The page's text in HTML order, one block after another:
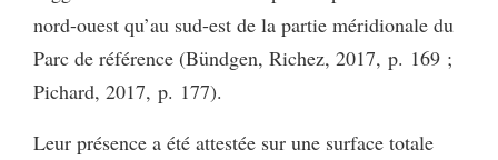
nord-ouest qu’au sud-est de la partie méridionale du
Parc de référence (Bündgen, Richez, 2017, p. 169 ;
Pichard, 2017, p. 177).
Leur présence a été attestée sur une surface totale